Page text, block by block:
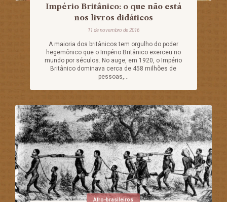
Império Britânico: o que não está
nos livros didáticos
11 de novembro de 2016
A maioria dos britânicos tem orgulho do poder
hegemônico que o Império Britânico exerceu no
mundo por séculos. No auge, em 1920, o Império
Britânico dominava cerca de 458 milhões de
pessoas,...
Afro-brasileiros